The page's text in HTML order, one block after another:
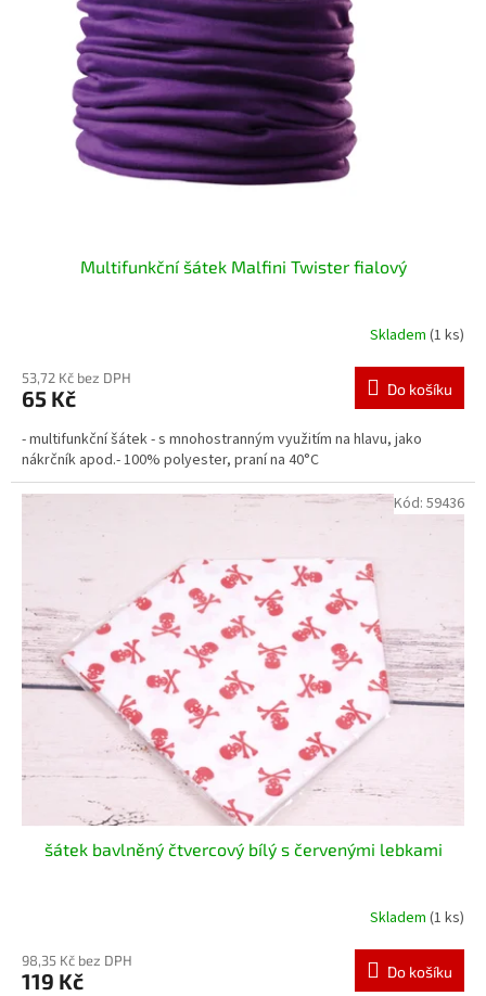
Multifunkční šátek Malfini Twister fialový
Skladem (1 ks)
53,72 Kč bez DPH
65 Kč Do košíku
- multifunkční šátek - s mnohostranným využitím na hlavu, jako
nákrčník apod.- 100% polyester, praní na 40°C
šátek bavlněný čtvercový bílý s červenými lebkami
Skladem (1 ks)
98,35 Kč bez DPH
119 Kč Do košíku
Kód: 59436